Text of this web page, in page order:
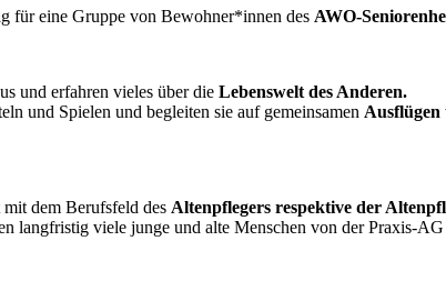
für eine Gruppe von Bewohner*innen des AWO-
und erfahren vieles über die Lebenswelt des Anderen.
und Spielen und begleiten sie auf gemeinsamen Ausflügen
dem Berufsfeld des Altenpflegers respektive der
langfristig viele junge und alte Menschen von der Praxis-